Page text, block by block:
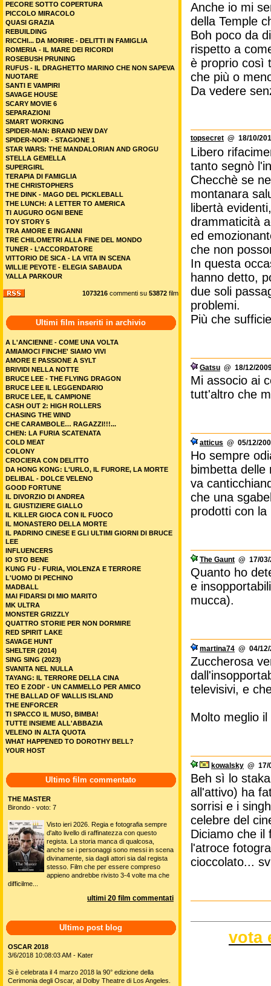
Anche io mi
della Temple
Boh poco da
rispetto a
è proprio così
che più o
Da vedere
topsecret @ 18/10/
Libero
tanto segnò
Checchè se
montanara
libertà
drammaticità
ed
che non
In questa
hanno detto,
due soli
problemi.
Più che
Gatsu @ 18/12/
Mi associo ai
tutt'altro che
atticus @ 05/12/
Ho sempre
bimbetta
va
che una
prodotti con la
The Gaunt @ 17/
Quanto ho
e
mucca).
martina74 @ 04/
Zuccherosa
televisivi, e
Molto meglio
kowalsky @ 17/
Beh sì lo
all'attivo) ha
sorrisi e i
celebre del
Diciamo che il
l'atroce
cioccolato...
vota
PECORE SOTTO COPERTURA
PICCOLO MIRACOLO
QUASI GRAZIA
REBUILDING
RICCHI... DA MORIRE - DELITTI IN FAMIGLIA
ROMERIA - IL MARE DEI RICORDI
ROSEBUSH PRUNING
RUFUS - IL DRAGHETTO MARINO CHE NON SAPEVA
NUOTARE
SANTI E VAMPIRI
SAVAGE HOUSE
SCARY MOVIE 6
SEPARAZIONI
SMART WORKING
SPIDER-MAN: BRAND NEW DAY
SPIDER-NOIR - STAGIONE 1
STAR WARS: THE MANDALORIAN AND GROGU
STELLA GEMELLA
SUPERGIRL
TERAPIA DI FAMIGLIA
THE CHRISTOPHERS
THE DINK - MAGO DEL PICKLEBALL
THE LUNCH: A LETTER TO AMERICA
TI AUGURO OGNI BENE
TOY STORY 5
TRA AMORE E INGANNI
TRE CHILOMETRI ALLA FINE DEL MONDO
TUNER - L’ACCORDATORE
VITTORIO DE SICA - LA VITA IN SCENA
WILLIE PEYOTE - ELEGIA SABAUDA
YALLA PARKOUR
1073216 commenti su 53872 film
Ultimi film inseriti in archivio
A L'ANCIENNE - COME UNA VOLTA
AMIAMOCI FINCHE' SIAMO VIVI
AMORE E PASSIONE A SYLT
BRIVIDI NELLA NOTTE
BRUCE LEE - THE FLYING DRAGON
BRUCE LEE IL LEGGENDARIO
BRUCE LEE, IL CAMPIONE
CASH OUT 2: HIGH ROLLERS
CHASING THE WIND
CHE CARAMBOLE… RAGAZZI!!!...
CHEN: LA FURIA SCATENATA
COLD MEAT
COLONY
CROCIERA CON DELITTO
DA HONG KONG: L'URLO, IL FURORE, LA MORTE
DELIBAL - DOLCE VELENO
GOOD FORTUNE
IL DIVORZIO DI ANDREA
IL GIUSTIZIERE GIALLO
IL KILLER GIOCA CON IL FUOCO
IL MONASTERO DELLA MORTE
IL PADRINO CINESE E GLI ULTIMI GIORNI DI BRUCE
LEE
INFLUENCERS
IO STO BENE
KUNG FU - FURIA, VIOLENZA E TERRORE
L'UOMO DI PECHINO
MADBALL
MAI FIDARSI DI MIO MARITO
MK ULTRA
MONSTER GRIZZLY
QUATTRO STORIE PER NON DORMIRE
RED SPIRIT LAKE
SAVAGE HUNT
SHELTER (2014)
SING SING (2023)
SVANITA NEL NULLA
TAYANG: IL TERRORE DELLA CINA
TEO E ZODI' - UN CAMMELLO PER AMICO
THE BALLAD OF WALLIS ISLAND
THE ENFORCER
TI SPACCO IL MUSO, BIMBA!
TUTTE INSIEME ALL'ABBAZIA
VELENO IN ALTA QUOTA
WHAT HAPPENED TO DOROTHY BELL?
YOUR HOST
Ultimo film commentato
THE MASTER
Birondo - voto: 7
Visto ieri 2026. Regia e fotografia sempre
d'alto livello di raffinatezza con questo
regista. La storia manca di qualcosa,
anche se i personaggi sono messi in scena
divinamente, sia dagli attori sia dal regista
stesso. Film che per essere compreso
appieno andrebbe rivisto 3-4 volte ma che
difficilme...
ultimi 20 film commentati
Ultimo post blog
OSCAR 2018
3/6/2018 10:08:03 AM - Kater
Si è celebrata il 4 marzo 2018 la 90° edizione della
Cerimonia degli Oscar, al Dolby Theatre di Los Angeles.